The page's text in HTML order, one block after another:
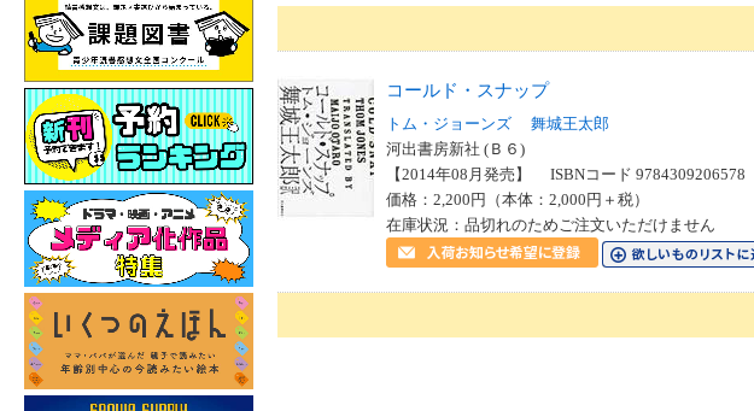
コールド・スナップ
トム・ジョーンズ
舞城王太郎
河出書房新社 (Ｂ６)
【2014年08月発売】 ISBNコード 9784309206578
価格：2,200円（本体：2,000円＋税）
在庫状況：品切れのためご注文いただけません